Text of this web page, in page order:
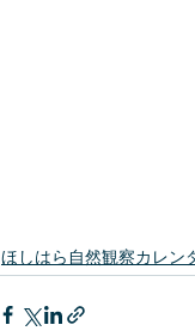
ほしはら自然観察カレン